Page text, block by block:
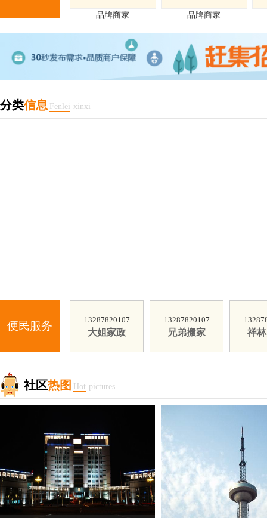
品牌商家 品牌商家
分类信息 Fenlei xinxi
便民服务 13287820107
大姐家政
13287820107
兄弟搬家 祥
社区热图 Hot pictures